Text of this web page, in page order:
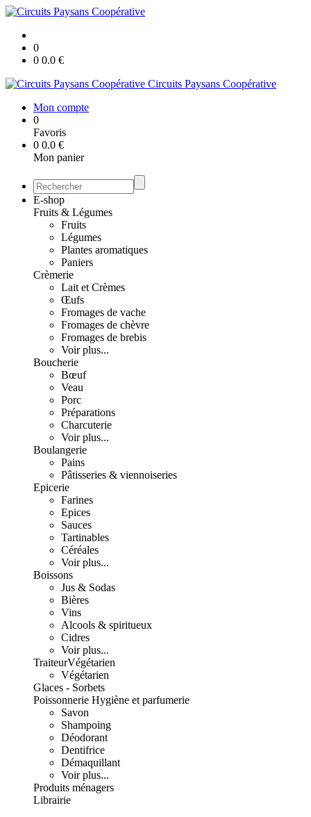
0
0 0.0 €
Circuits Paysans Coopérative
Mon compte
0
Favoris
0 0.0 €
Mon panier
E-shop
Fruits & Légumes
Fruits
Légumes
Plantes aromatiques
Paniers
Crèmerie
Lait et Crèmes
Œufs
Fromages de vache
Fromages de chèvre
Fromages de brebis
Voir plus...
Boucherie
Bœuf
Veau
Porc
Préparations
Charcuterie
Voir plus...
Boulangerie
Pains
Pâtisseries & viennoiseries
Epicerie
Farines
Epices
Sauces
Tartinables
Céréales
Voir plus...
Boissons
Jus & Sodas
Bières
Vins
Alcools & spiritueux
Cidres
Voir plus...
TraiteurVégétarien
Végétarien
Glaces - Sorbets
Poissonnerie Hygiène et parfumerie
Savon
Shampoing
Déodorant
Dentifrice
Démaquillant
Voir plus...
Produits ménagers
Librairie